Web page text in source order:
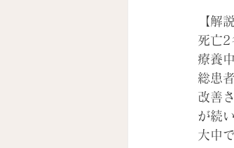
【解
死亡2
療養
総患
改善
が続
大中